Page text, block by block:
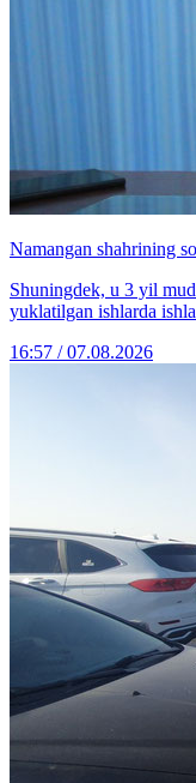
Namangan shahrining
Shuningdek, u 3 yil
yuklatilgan ishlarda
16:57 / 07.08.2026